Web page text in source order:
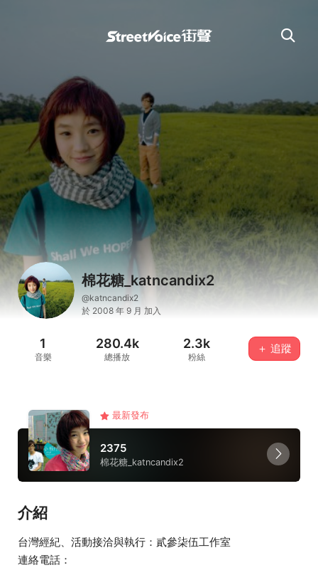
棉花糖_katncandix2
@katncandix2
於 2008 年 9 月 加入
1
音樂
280.4k
總播放
2.3k
粉絲
＋ 追蹤
最新發布
2375
棉花糖_katncandix2
介紹
台灣經紀、活動接洽與執行：貳參柒伍工作室
連絡電話：